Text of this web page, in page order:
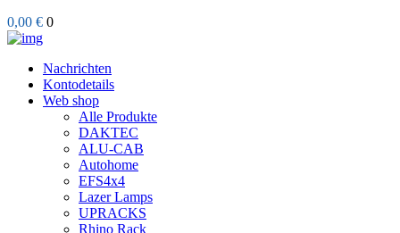
0,00 € 0
Nachrichten
Kontodetails
Web shop
Alle Produkte
DAKTEC
ALU-CAB
Autohome
EFS4x4
Lazer Lamps
UPRACKS
Rhino Rack